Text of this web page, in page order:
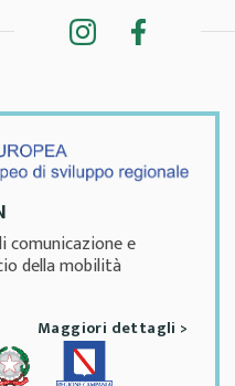
e
della mobilità
Maggiori dettagli >